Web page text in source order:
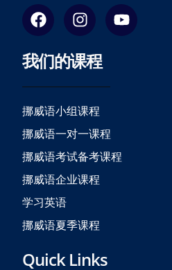
F
a
c
e
b
o
o
k
I
n
s
t
a
g
r
a
m
Y
o
u
我们的课程
挪威语小组课程
挪威语一对一课程
挪威语考试备考课程
挪威语企业课程
学习英语
挪威语夏季课程
Quick Links